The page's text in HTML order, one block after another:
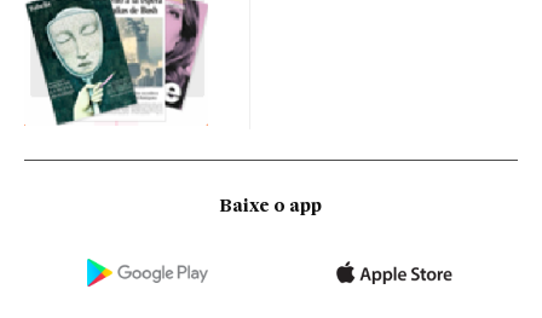
Baixe o app